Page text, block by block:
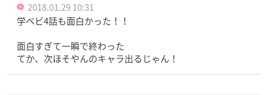
2018.01.29 10:31
学ベビ4話も面白かった！！
面白すぎて一瞬で終わった
てか、次ほそやんのキャラ出るじゃん！